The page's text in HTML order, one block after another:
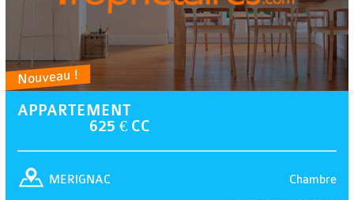
Nouveau !
APPARTEMENT
625 € CC
Chambre
MERIGNAC